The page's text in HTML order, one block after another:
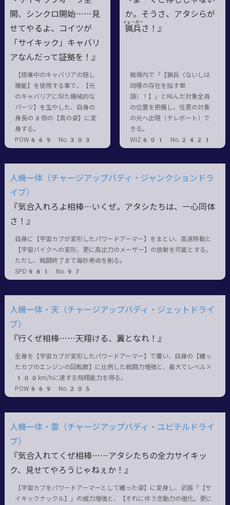
開、シンクロ開始……見
せてやるよ、コイツが
「サイキック」キャバリ
アなんだって証拠を！』
【搭乗中のキャバリアの隠し
機能】を使用する事で、【元
のキャバリアに似た機械的な
パーツ】を生やした、自身の
身長の3倍の【真の姿】に変
身する。
POW669 No.303
か。そうさ、アタシらが
猟
イェーガー
兵さ！』
戦場内で「【猟兵（ないしは
同種の存在を指す単
語）！】」と叫んだ対象全員
の位置を把握し、任意の対象
の元へ出現（テレポート）で
きる。
WIZ601 No.2421
人機一体（チャージアップバディ・ジャンクションドラ
イブ）
『気合入れろよ相棒…いくぜ。アタシたちは、一心同体
さ！』
自身に【宇宙カブが変形したパワードアーマー】をまとい、高速移動と
【宇宙バイクへの変形、更に高出力のメーザー】の放射を可能とする。
ただし、戦闘終了まで毎秒寿命を削る。
SPD981 No.97
人機一体・天（チャージアップバディ・ジェットドライ
ブ）
『行くぜ相棒……天翔ける、翼となれ！』
全身を【宇宙カブが変形したパワードアーマー】で覆い、自身の【纏っ
たカブのエンジンの回転数】に比例した戦闘力増強と、最大でレベル×
100km/hに達する飛翔能力を得る。
POW669 No.205
人機一体・雷（チャージアップバディ・ユピテルドライ
ブ）
『気合入れてくぜ相棒……アタシたちの全力サイキッ
ク、見せてやろうじゃねぇか！』
【宇宙カブをパワードアーマーとして纏った姿】に変身し、武器「【サ
イキックナックル】」の威力増強と、【それに伴う念動力の強化。更に